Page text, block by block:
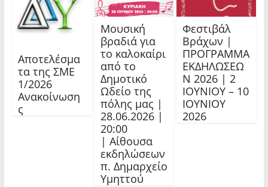
Αποτελέσμα
τα της ΣΜΕ
1/2026
Ανακοίνωση
ς
Μουσική
βραδιά για
το καλοκαίρι
από το
Δημοτικό
Ωδείο της
πόλης μας |
28.06.2026 |
20:00
| Αίθουσα
εκδηλώσεων
π. Δημαρχείο
Υμηττού
Φεστιβάλ
Βράχων |
ΠΡΟΓΡΑΜΜΑ
ΕΚΔΗΛΩΣΕΩ
Ν 2026 | 2
ΙΟΥΝΙΟΥ – 10
ΙΟΥΝΙΟΥ
2026